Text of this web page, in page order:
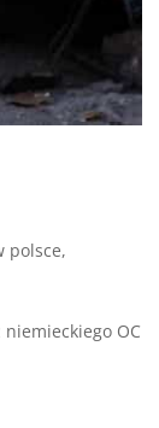
polsce,
OC